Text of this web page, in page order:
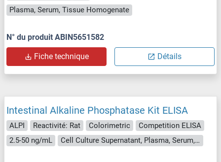
Plasma, Serum, Tissue Homogenate
N° du produit ABIN5651582
Fiche technique Détails
Intestinal Alkaline Phosphatase Kit ELISA
ALPI Reactivité: Rat Colorimetric
Competition ELISA
2.5-50 ng/mL
Cell Culture Supernatant, Plasma, Serum, Tissue Homogenate